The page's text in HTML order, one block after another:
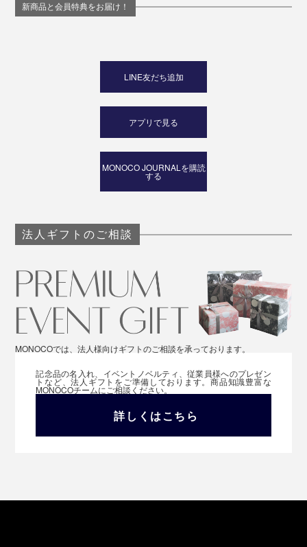
新商品と会員特典をお届け！
LINE友だち追加
アプリで見る
MONOCO JOURNALを購読
する
法人ギフトのご相談
MONOCOでは、法人様向けギフトのご相談を承っております。
記念品の名入れ、イベントノベルティ、従業員様へのプレゼン
トなど、法人ギフトをご準備しております。商品知識豊富な
MONOCOチームにご相談ください。
詳しくはこちら